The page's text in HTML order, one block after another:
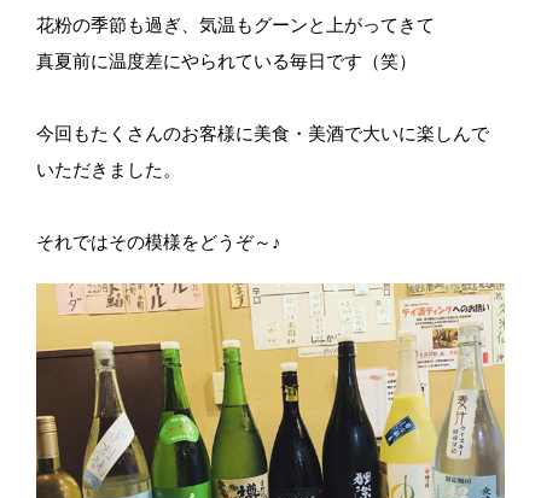
花粉の季節も過ぎ、気温もグーンと上がってきて
真夏前に温度差にやられている毎日です（笑）
今回もたくさんのお客様に美食・美酒で大いに楽しんで
いただきました。
それではその模様をどうぞ～♪